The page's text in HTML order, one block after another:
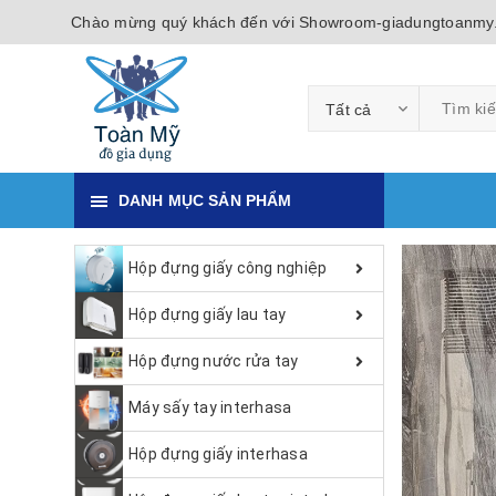
Chào mừng quý khách đến với Showroom-
Tất cả
DANH MỤC SẢN PHẨM
Hộp đựng giấy công nghiệp
Hộp đựng giấy lau tay
Hộp đựng nước rửa tay
Máy sấy tay interhasa
Hộp đựng giấy interhasa